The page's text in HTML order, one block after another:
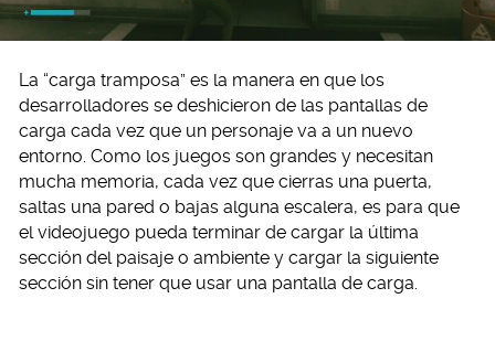
La “carga tramposa” es la manera en que los
desarrolladores se deshicieron de las pantallas de
carga cada vez que un personaje va a un nuevo
entorno. Como los juegos son grandes y necesitan
mucha memoria, cada vez que cierras una puerta,
saltas una pared o bajas alguna escalera, es para que
el videojuego pueda terminar de cargar la última
sección del paisaje o ambiente y cargar la siguiente
sección sin tener que usar una pantalla de carga.